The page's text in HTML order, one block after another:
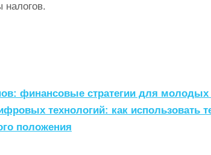
налогов.
финансовые стратегии для
технологий: как использовать
положения